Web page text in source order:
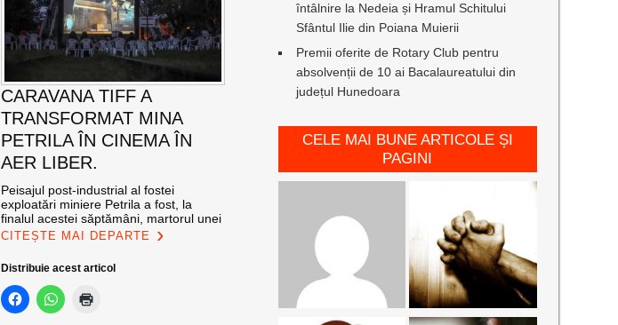
CARAVANA TIFF A
TRANSFORMAT MINA
PETRILA ÎN CINEMA ÎN
AER LIBER.
Peisajul post-industrial al fostei
exploatări miniere Petrila a fost, la
finalul acestei săptămâni, martorul unei
CITEȘTE MAI DEPARTE
Distribuie acest articol
întâlnire la Nedeia și Hramul Schitului
Sfântul Ilie din Poiana Muierii
Premii oferite de Rotary Club pentru
absolvenții de 10 ai Bacalaureatului din
județul Hunedoara
CELE MAI BUNE ARTICOLE ȘI
PAGINI